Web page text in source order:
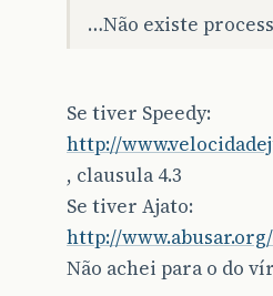
…Não existe
Se tiver Speedy:
http://
, clausula 4.3
Se tiver Ajato:
http://
Não achei para o do